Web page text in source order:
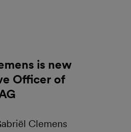
is new
Officer of
Clemens